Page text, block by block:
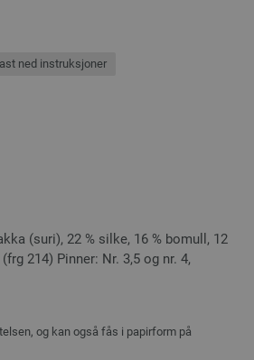
ned instruksjoner
(suri), 22 % silke, 16 % bomull, 12
214) Pinner: Nr. 3,5 og nr. 4,
og kan også fås i papirform på